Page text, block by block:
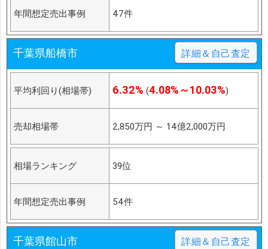
年間想定売出事例 47件
千葉県船橋市 詳細＆自己査定
平均利回り(相場帯) 6.32% (4.08%～10.03%)
売却相場帯 2,850万円 ～ 14億2,000万円
相場ランキング 39位
年間想定売出事例 54件
千葉県館山市 詳細＆自己査定